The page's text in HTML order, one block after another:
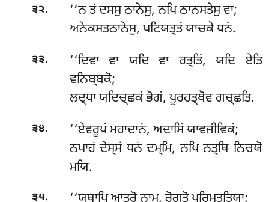
੩੨.
‘‘ਨ ਤਂ ਦਸਸੁ ਠਾਨੇਸੁ, ਨਪਿ ਠਾਨਸਤੇਸੁ ਵਾ;
ਅਨੇਕਸਤਠਾਨੇਸੁ, ਪਟਿਯਤ੍ਤਂ ਯਾਚਕੇ ਧਨਂ.
੩੩.
‘‘ਦਿਵਾ ਵਾ ਯਦਿ ਵਾ ਰਤ੍ਤਿਂ, ਯਦਿ ਏਤਿ
ਵਨਿਬ੍ਬਕੋ;
ਲਦ੍ਧਾ ਯਦਿਚ੍ਛਕਂ ਭੋਗਂ, ਪੂਰਹਤ੍ਥੋਵ ਗਚ੍ਛਤਿ.
੩੪.
‘‘ਏਵਰੂਪਂ ਮਹਾਦਾਨਂ, ਅਦਾਸਿਂ ਯਾਵਜੀਵਿਕਂ;
ਨਪਾਹਂ ਦੇਸ੍ਸਂ ਧਨਂ ਦਮ੍ਮਿ, ਨਪਿ ਨਤ੍ਥਿ ਨਿਚਯੋ
ਮਯਿ.
੩੫.